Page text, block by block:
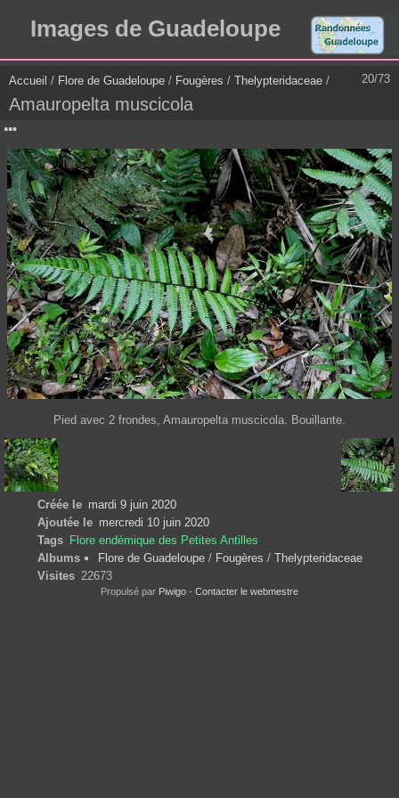
Images de Guadeloupe
20/73
Accueil / Flore de Guadeloupe / Fougères / Thelypteridaceae /
Amauropelta muscicola
Pied avec 2 frondes, Amauropelta muscicola. Bouillante.
Créée le mardi 9 juin 2020
Ajoutée le mercredi 10 juin 2020
Tags Flore endémique des Petites Antilles
Albums
Flore de Guadeloupe/ Fougères / Thelypteridaceae
Visites 22673
Propulsé par Piwigo - Contacter le webmestre